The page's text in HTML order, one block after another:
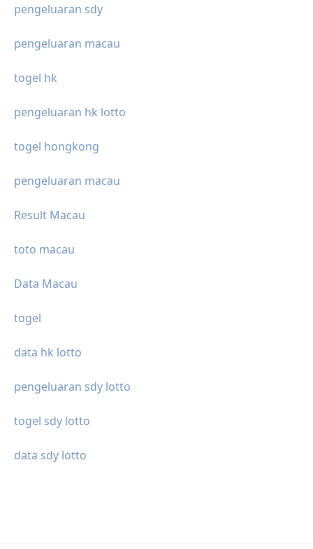
pengeluaran sdy
pengeluaran macau
togel hk
pengeluaran hk lotto
togel hongkong
pengeluaran macau
Result Macau
toto macau
Data Macau
togel
data hk lotto
pengeluaran sdy lotto
togel sdy lotto
data sdy lotto